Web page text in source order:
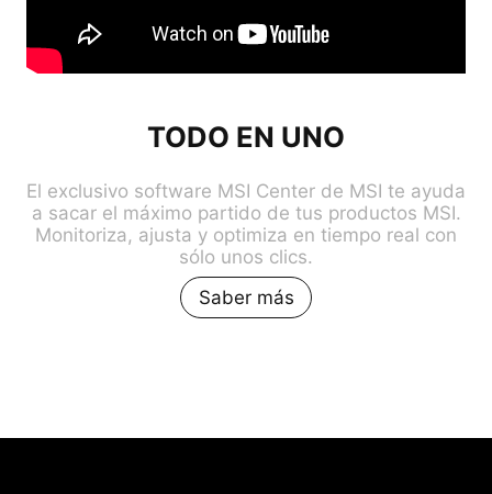
TODO EN UNO
El exclusivo software MSI Center de MSI te ayuda
a sacar el máximo partido de tus productos MSI.
Monitoriza, ajusta y optimiza en tiempo real con
sólo unos clics.
Saber más